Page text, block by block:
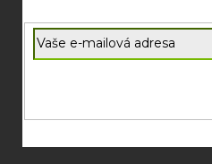
E-mail